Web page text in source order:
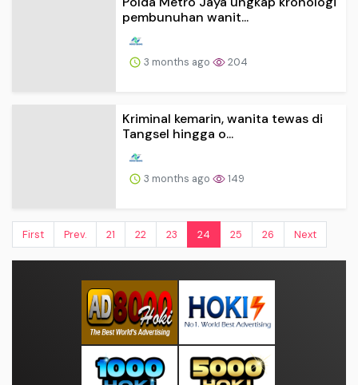
pembunuhan wanit...
3 months ago 204
Kriminal kemarin, wanita tewas di
Tangsel hingga o...
3 months ago 149
First Prev. 21 22 23 24 25 26 Next